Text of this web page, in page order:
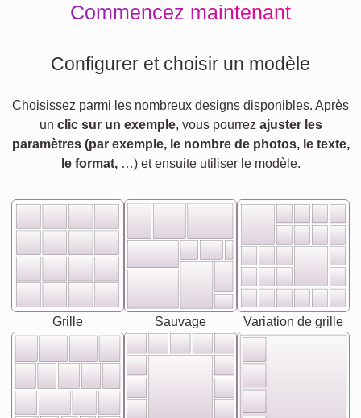
Commencez maintenant
Configurer et choisir un modèle
Choisissez parmi les nombreux designs disponibles. Après
un clic sur un exemple, vous pourrez ajuster les
paramètres (par exemple, le nombre de photos, le texte,
le format,…) et ensuite utiliser le modèle.
Grille Sauvage Variation de grille